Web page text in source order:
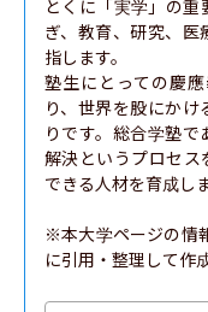
とくに「実学」の
ぎ、教育、研究、医
指します。
塾生にとっての慶
り、世界を股にか
りです。総合学塾で
解決というプロセス
できる人材を育成しま
※本大学ページの情
に引用・整理して作